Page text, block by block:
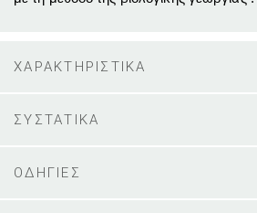
ΧΑΡΑΚΤΗΡΙΣΤΙΚΑ
ΣΥΣΤΑΤΙΚΑ
ΟΔΗΓΙΕΣ